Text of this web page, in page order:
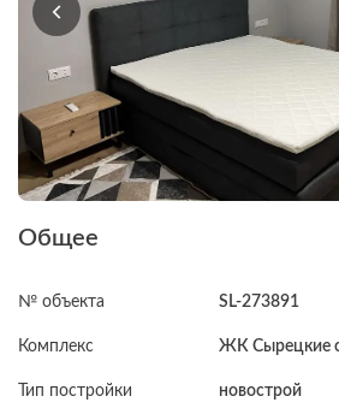
Общее
№ объекта SL-273891
Комплекс ЖК Сырецкие
Тип постройки новострой